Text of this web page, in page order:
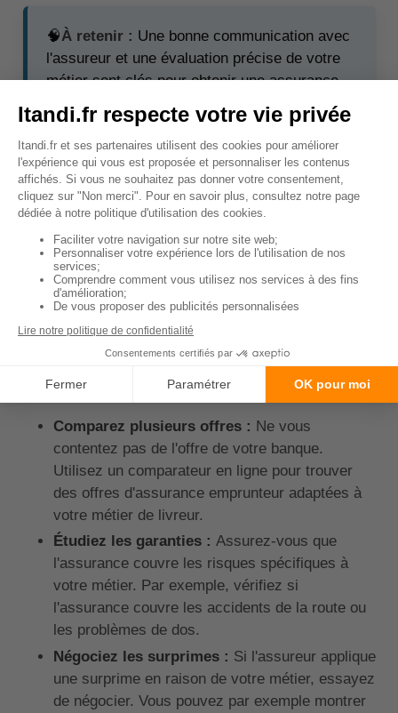
🧠À retenir : Une bonne communication avec
l'assureur et une évaluation précise de votre
métier sont clés pour obtenir une assurance
adéquate.
↑ Sommaire
Comment faire pour trouver
la meilleure assurance de
prêt lorsqu'on est livreur ?
En tant que livreur , trouver la meilleure
peut sembler compliqué. Cependant, en
suivant ces étapes, vous pouvez trouver une offre
adaptée à vos besoins :
Comparez plusieurs offres : Ne vous
contentez pas de l'offre de votre banque.
Utilisez un comparateur en ligne pour trouver
des offres d'assurance emprunteur adaptées à
votre métier de livreur.
Étudiez les garanties : Assurez-vous que
l'assurance couvre les risques spécifiques à
votre métier. Par exemple, vérifiez si
l'assurance couvre les accidents de la route ou
les problèmes de dos.
Négociez les surprimes : Si l'assureur applique
une surprime en raison de votre métier, essayez
de négocier. Vous pouvez par exemple montrer